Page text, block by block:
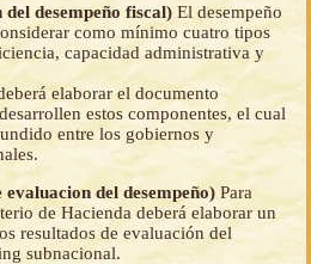
desempeño fiscal) El desempeño
como mínimo cuatro tipos
capacidad administrativa y
elaborar el documento
estos componentes, el cual
entre los gobiernos y
del desempeño) Para
de Hacienda deberá elaborar un
resultados de evaluación del
subnacional.